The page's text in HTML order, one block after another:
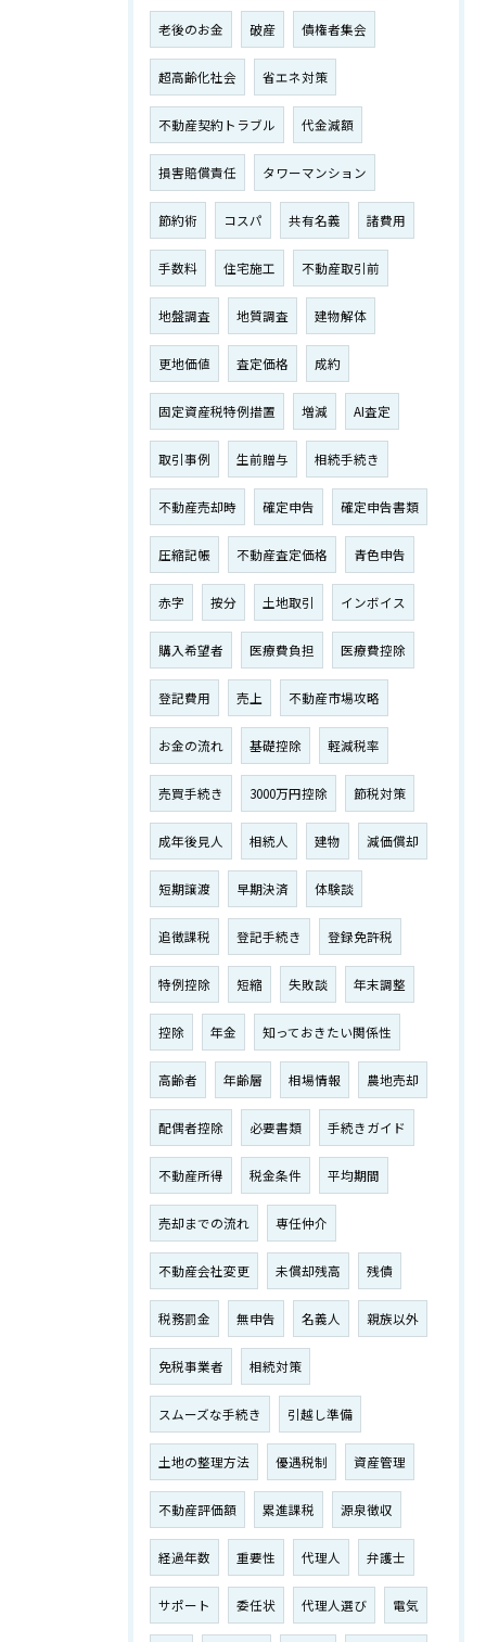
老後のお金 破産 債権者集会
超高齢化社会 省エネ対策
不動産契約トラブル 代金減額
損害賠償責任 タワーマンション
節約術 コスパ 共有名義 諸費用
手数料 住宅施工 不動産取引前
地盤調査 地質調査 建物解体
更地価値 査定価格 成約
固定資産税特例措置 増減 AI査定
取引事例 生前贈与 相続手続き
不動産売却時 確定申告 確定申告書類
圧縮記帳 不動産査定価格 青色申告
赤字 按分 土地取引 インボイス
購入希望者 医療費負担 医療費控除
登記費用 売上 不動産市場攻略
お金の流れ 基礎控除 軽減税率
売買手続き 3000万円控除 節税対策
成年後見人 相続人 建物 減価償却
短期譲渡 早期決済 体験談
追徴課税 登記手続き 登録免許税
特例控除 短縮 失敗談 年末調整
控除 年金 知っておきたい関係性
高齢者 年齢層 相場情報 農地売却
配偶者控除 必要書類 手続きガイド
不動産所得 税金条件 平均期間
売却までの流れ 専任仲介
不動産会社変更 未償却残高 残債
税務罰金 無申告 名義人 親族以外
免税事業者 相続対策
スムーズな手続き 引越し準備
土地の整理方法 優遇税制 資産管理
不動産評価額 累進課税 源泉徴収
経過年数 重要性 代理人 弁護士
サポート 委任状 代理人選び 電気